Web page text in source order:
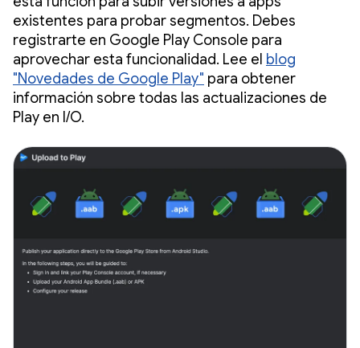
existentes para probar segmentos. Debes
registrarte en Google Play Console para
aprovechar esta funcionalidad. Lee el blog
"Novedades de Google Play" para obtener
información sobre todas las actualizaciones de
Play en I/O.